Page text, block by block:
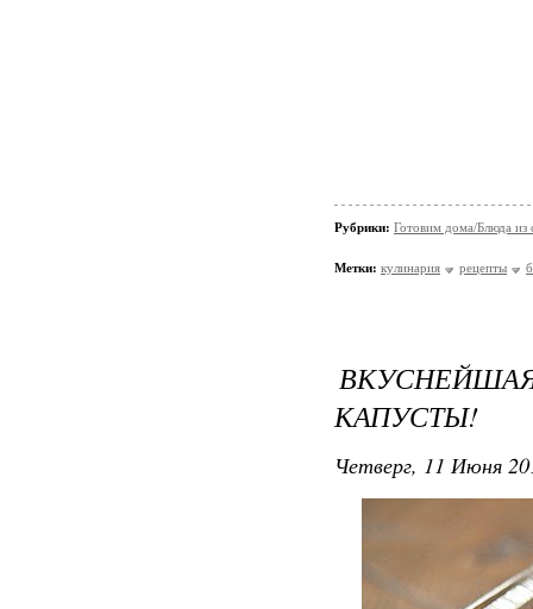
Рубрики: Готовим дома/Блюда из
Метки: кулинария рецепты
КАПУСТЫ!
Четверг, 11 Июня